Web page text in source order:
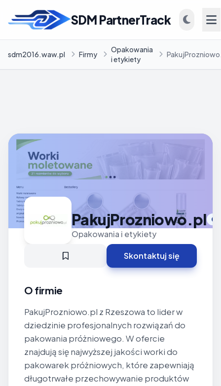
SDM PartnerTrack
sdm2016.waw.pl Firmy
Opakowania
i etykiety
PakujProzniowo.pl
Opakowania i etykiety
Skontaktuj się
O firmie
PakujProzniowo.pl z Rzeszowa to lider w
dziedzinie profesjonalnych rozwiązań do
pakowania próżniowego. W ofercie
znajdują się najwyższej jakości worki do
pakowarek próżniowych, które zapewniają
długotrwałe przechowywanie produktów